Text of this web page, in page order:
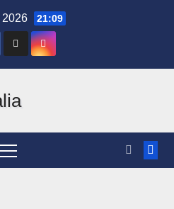
2026 21:09